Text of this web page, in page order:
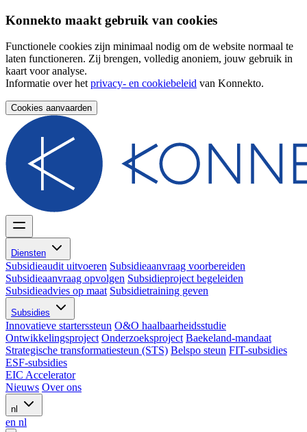
Konnekto maakt gebruik van cookies
Functionele cookies zijn minimaal nodig om de website normaal te
laten functioneren. Zij brengen, volledig anoniem, jouw gebruik in
kaart voor analyse.
Informatie over hetprivacy- en cookiebeleid van Konnekto.
Cookies aanvaarden
Diensten
Subsidieaudit uitvoeren Subsidieaanvraag voorbereiden
Subsidieaanvraag opvolgen Subsidieproject begeleiden
Subsidieadvies op maat Subsidietraining geven
Subsidies
Innovatieve starterssteun O&O haalbaarheidsstudie
Ontwikkelingsproject Onderzoeksproject Baekeland-mandaat
Strategische transformatiesteun (STS) Belspo steun FIT-subsidies
ESF-subsidies
EIC Accelerator
Nieuws Over ons
nl
en nl